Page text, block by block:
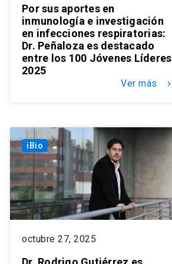
Por sus aportes en
inmunología e investigación
en infecciones respiratorias:
Dr. Peñaloza es destacado
entre los 100 Jóvenes Líderes
2025
Ver más keyboard_arrow_right
iBio
octubre 27, 2025